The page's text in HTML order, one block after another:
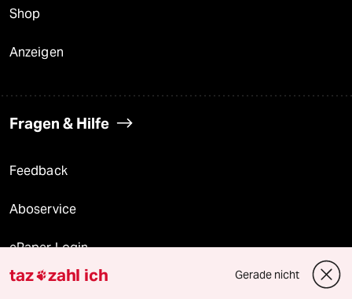
Shop
Anzeigen
Fragen & Hilfe
Feedback
Aboservice
ePaper Login
Downloads für Abonnierende
taz zahl ich Gerade nicht